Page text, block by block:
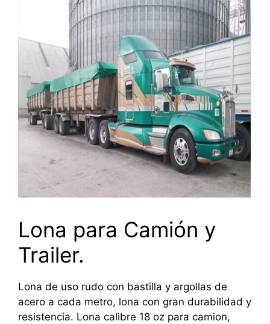
Lona para Camión y
Trailer.
Lona de uso rudo con bastilla y argollas de
acero a cada metro, lona con gran durabilidad y
resistencia. Lona calibre 18 oz para camion,